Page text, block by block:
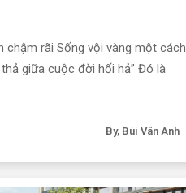
chậm rãi Sống vội vàng một cách
giữa cuộc đời hối hả” Đó là
By, Bùi Vân Anh